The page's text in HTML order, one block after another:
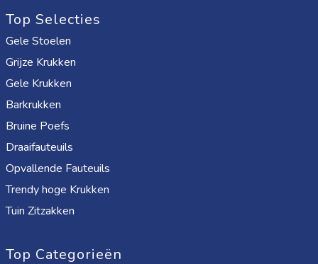
Top Selecties
Gele Stoelen
Grijze Krukken
Gele Krukken
Barkrukken
Bruine Poefs
Draaifauteuils
Opvallende Fauteuils
Trendy hoge Krukken
Tuin Zitzakken
Top Categorieën